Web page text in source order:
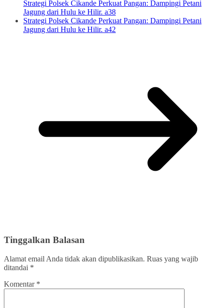
Strategi Polsek Cikande Perkuat Pangan: Dampingi Petani
Jagung dari Hulu ke Hilir. a38
Strategi Polsek Cikande Perkuat Pangan: Dampingi Petani
Jagung dari Hulu ke Hilir. a42
Tinggalkan Balasan
Alamat email Anda tidak akan dipublikasikan. Ruas yang wajib
ditandai *
Komentar *